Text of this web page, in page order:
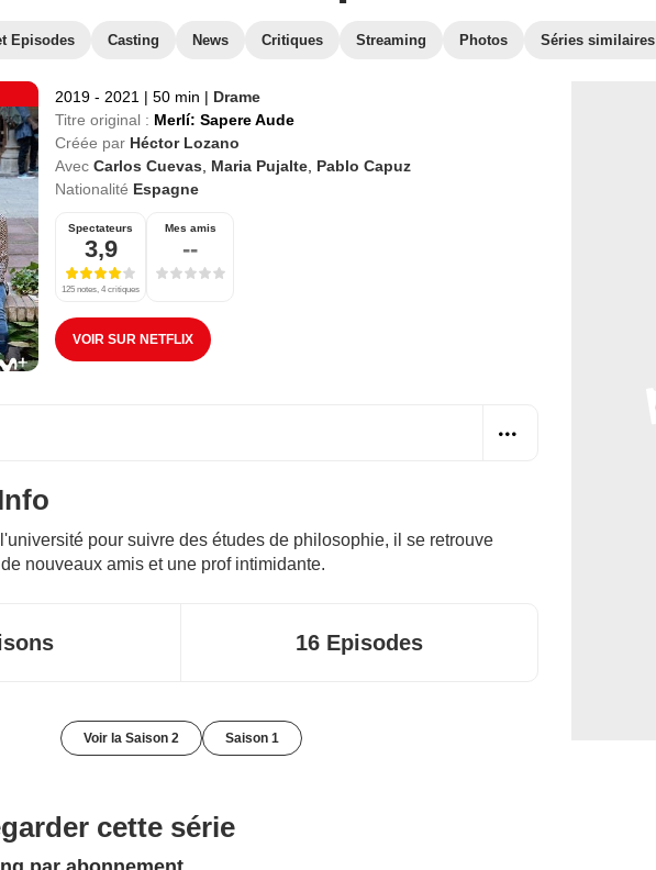
Episodes Casting News Critiques Streaming Photos Séries similaires
2019 - 2021 | 50 min | Drame
Titre original : Merlí: Sapere Aude
Créée par Héctor Lozano
Avec Carlos Cuevas Maria Pujalte Pablo Capuz
Nationalité Espagne
Spectateurs
3,9
125 notes, 4 critiques
Mes amis
--
VOIR SUR NETFLIX
pour suivre des études de philosophie, il se retrouve
nouveaux amis et une prof intimidante.
16 Episodes
Voir la Saison 2 Saison 1
cette série